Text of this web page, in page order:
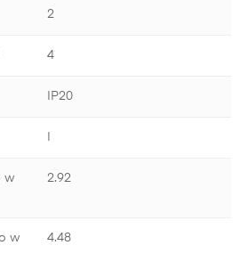
2
4
IP20
w
2.92
w
4.48